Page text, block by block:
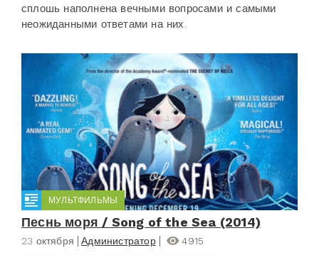
сплошь наполнена вечными вопросами и самыми
неожиданными ответами на них.
МУЛЬТФИЛЬМЫ
Песнь моря / Song of the Sea (2014)
23 октября Администратор
4915